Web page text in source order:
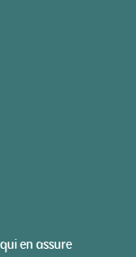
en assure